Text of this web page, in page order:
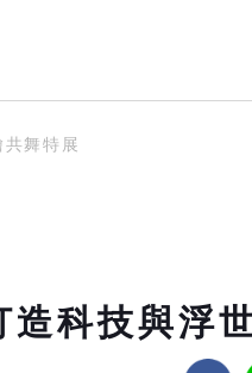
舞特展
科技與浮